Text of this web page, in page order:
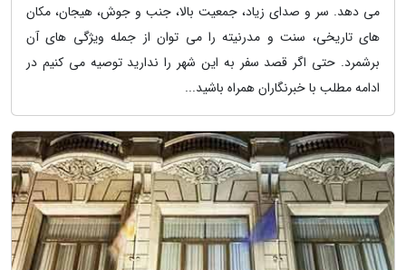
می دهد. سر و صدای زیاد، جمعیت بالا، جنب و جوش، هیجان، مکان
های تاریخی، سنت و مدرنیته را می توان از جمله ویژگی های آن
برشمرد. حتی اگر قصد سفر به این شهر را ندارید توصیه می کنیم در
ادامه مطلب با خبرنگاران همراه باشید...